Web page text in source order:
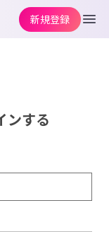
ンする
新規登録